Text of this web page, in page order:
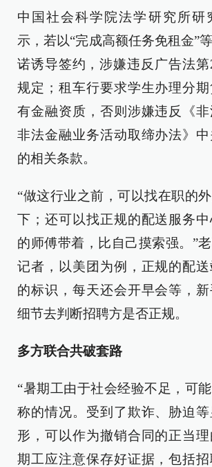
中国社会科学院法学研究所研
示，若以“完成高额任务免租金”
诺诱导签约，涉嫌违反广告法
规定；租车行要求学生办理分
有金融资质，否则涉嫌违反《
非法金融业务活动取缔办法》
的相关条款。
“做这行业之前，可以找在职的
下；还可以找正规的配送服务
的师傅带着，比自己摸索强。”
记者，以美团为例，正规的配
的标识，每天还会开早会等，
细节去判断招聘方是否正规。
多方联合共破套路
“暑期工由于社会经验不足，可
称的情况。受到了欺诈、胁迫
形，可以作为撤销合同的正当
期工应注意保存好证据，包括